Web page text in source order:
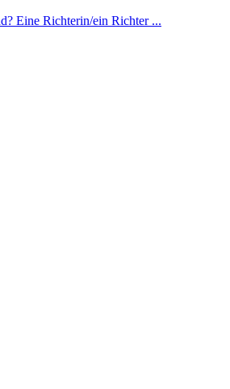
Eine Richterin/ein Richter ...